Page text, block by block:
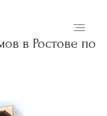
в Ростове по